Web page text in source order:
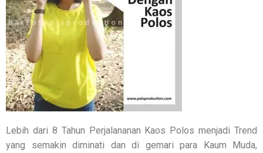
Lebih dari 8 Tahun Perjalananan Kaos Polos menjadi Trend
yang semakin diminati dan di gemari para Kaum Muda,